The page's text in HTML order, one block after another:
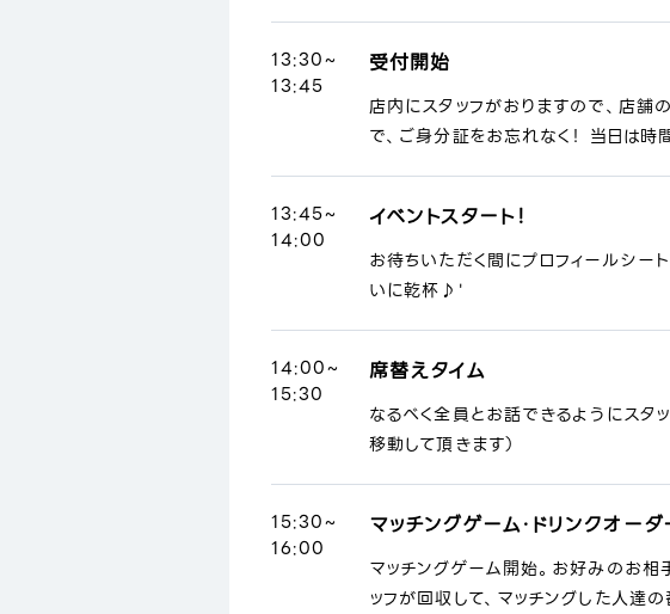
13:30~
13:45
受付開始
店内にスタッフがおりますので、店舗
で、ご身分証をお忘れなく！ 当日は時
13:45~
14:00
イベントスタート！
お待ちいただく間にプロフィールシー
いに乾杯♪'
14:00~
15:30
席替えタイム
なるべく全員とお話できるようにス
移動して頂きます）
15:30~
16:00
マッチングゲーム・ドリンクオーダ
マッチングゲーム開始。お好みのお
ッフが回収して、マッチングした人達